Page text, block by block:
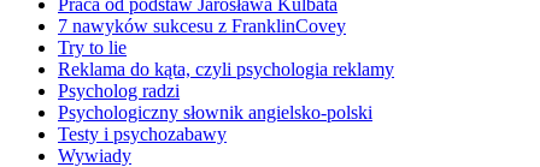
7 nawyków sukcesu z FranklinCovey
Try to lie
Reklama do kąta, czyli psychologia reklamy
Psycholog radzi
Psychologiczny słownik angielsko-polski
Testy i psychozabawy
Wywiady